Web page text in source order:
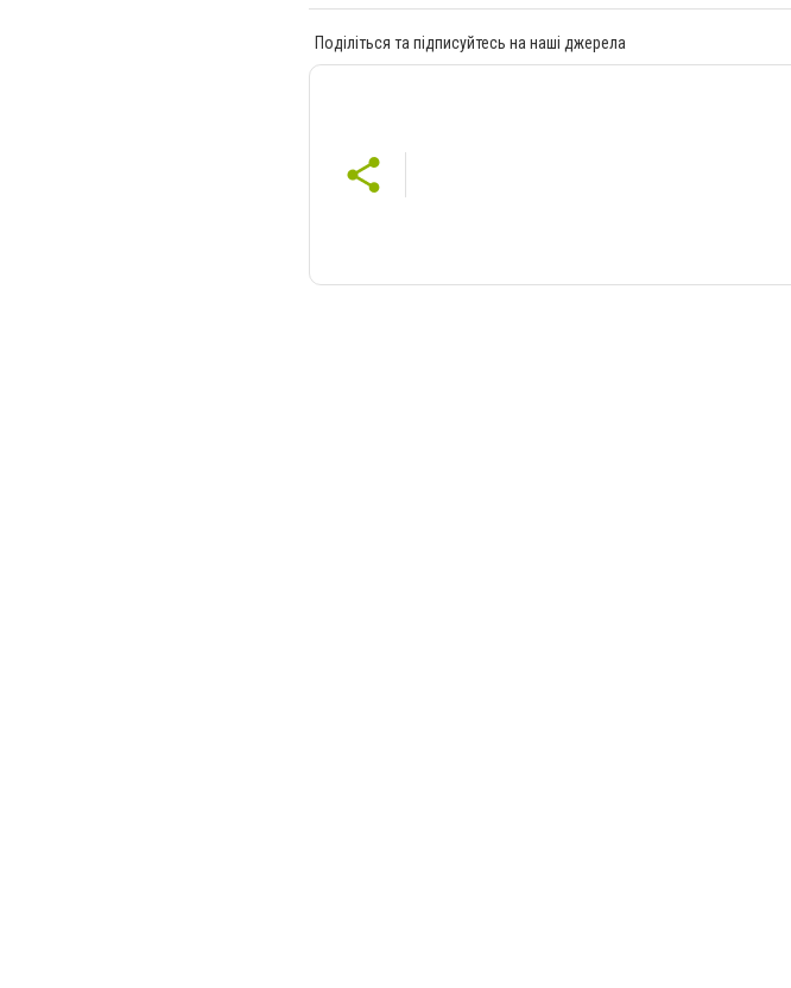
Поділіться та підписуйтесь на наші джерела